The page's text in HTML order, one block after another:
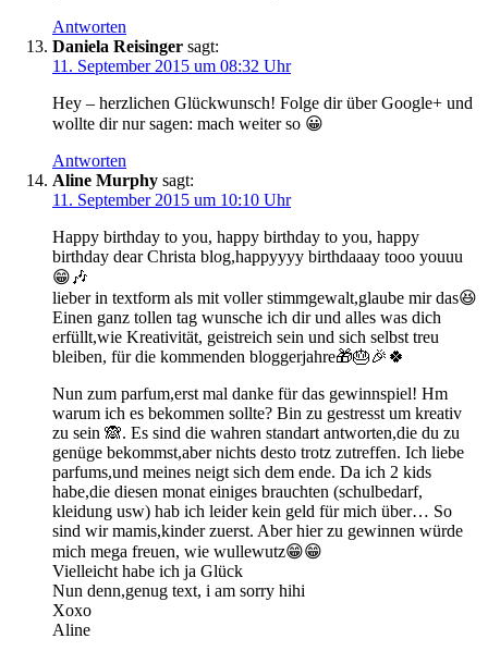
Antworten
Daniela Reisinger sagt:
11. September 2015 um 08:32 Uhr
Hey – herzlichen Glückwunsch! Folge dir über Google+ und
wollte dir nur sagen: mach weiter so 😀
Antworten
Aline Murphy sagt:
11. September 2015 um 10:10 Uhr
Happy birthday to you, happy birthday to you, happy
birthday dear Christa blog,happyyyy birthdaaay tooo youuu
😁🎶
lieber in textform als mit voller stimmgewalt,glaube mir das😆
Einen ganz tollen tag wunsche ich dir und alles was dich
erfüllt,wie Kreativität, geistreich sein und sich selbst treu
bleiben, für die kommenden bloggerjahre🎁🎂🎉🍀
Nun zum parfum,erst mal danke für das gewinnspiel! Hm
warum ich es bekommen sollte? Bin zu gestresst um kreativ
zu sein 🙈. Es sind die wahren standart antworten,die du zu
genüge bekommst,aber nichts desto trotz zutreffen. Ich liebe
parfums,und meines neigt sich dem ende. Da ich 2 kids
habe,die diesen monat einiges brauchten (schulbedarf,
kleidung usw) hab ich leider kein geld für mich über… So
sind wir mamis,kinder zuerst. Aber hier zu gewinnen würde
mich mega freuen, wie wullewutz😁😁
Vielleicht habe ich ja Glück
Nun denn,genug text, i am sorry hihi
Xoxo
Aline